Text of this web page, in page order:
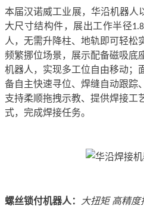
本届汉诺威工业展，华沿机器人
大尺寸结构件，展出工作半径1.8
人，无需升降柱、地轨即可轻松
频繁挪位场景，展示配备磁吸底
机器人，实现多工位自由移动；
备自主快速寻位、焊缝自动跟踪
支持柔顺拖拽示教、提供焊接工
式，完成焊接任务。
螺丝锁付机器人 ： 大扭矩 高精度